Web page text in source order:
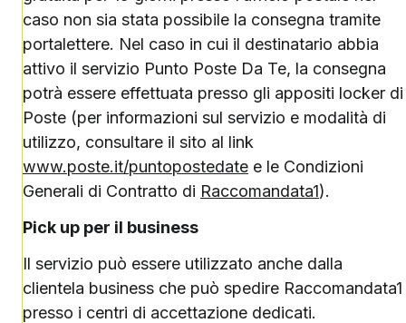
caso non sia stata possibile la consegna tramite
portalettere. Nel caso in cui il destinatario abbia
attivo il servizio Punto Poste Da Te, la consegna
potrà essere effettuata presso gli appositi locker di
Poste (per informazioni sul servizio e modalità di
utilizzo, consultare il sito al link
www.poste.it/puntopostedate e le Condizioni
Generali di Contratto di Raccomandata1).
Pick up per il business
Il servizio può essere utilizzato anche dalla
clientela business che può spedire Raccomandata1
presso i centri di accettazione dedicati.